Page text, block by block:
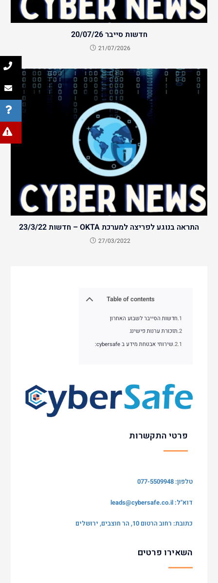
חדשות סייבר 20/07/26
21/07/2026
התראה בנוגע לפריצה למערכת OKTA – חדשות 23/3/22
27/03/2022
Table of contents
חדשות הסייבר לשבוע האחרון
תזכורת ערנות פישינג
שירותי אבטחת מידע ב cybersafe:
פרטי התקשרות
טלפון: 077-5509948
דוא"ל:leads@cybersafe.co.il
כתובת: רחוב הרטום 10, הר חוצבים, ירושלים
השאירו פרטים